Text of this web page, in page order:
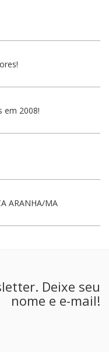
em 2008!
ARANHA/MA
Deixe seu
nome e e-mail!